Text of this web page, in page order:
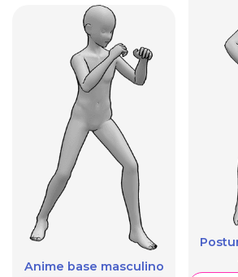
Anime base masculino